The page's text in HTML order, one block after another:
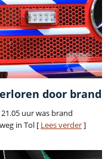
door brand
uur was brand
in Tol [ Lees verder]